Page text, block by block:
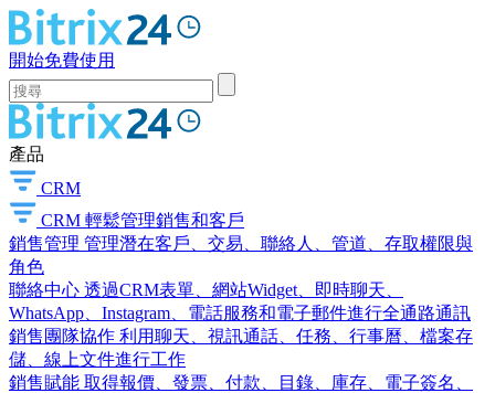
開始免費使用
產品
CRM
CRM 輕鬆管理銷售和客戶
銷售管理 管理潛在客戶、交易、聯絡人、管道、存取權限與
角色
聯絡中心 透過CRM表單、網站Widget、即時聊天、
WhatsApp、Instagram、電話服務和電子郵件進行全通路通訊
銷售團隊協作 利用聊天、視訊通話、任務、行事曆、檔案存
儲、線上文件進行工作
銷售賦能 取得報價、發票、付款、目錄、庫存、電子簽名、